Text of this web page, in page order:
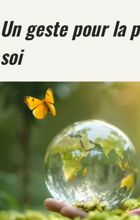
Un geste pour la
soi